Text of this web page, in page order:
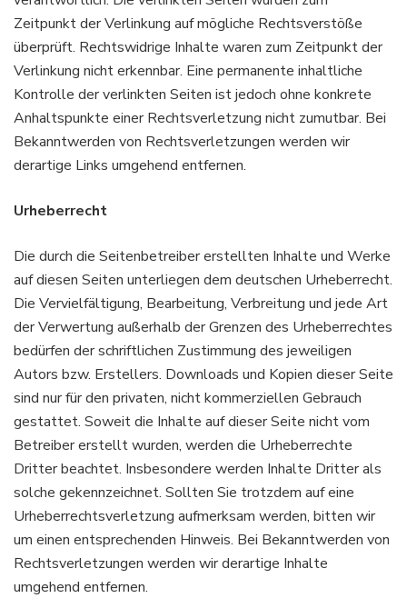
Zeitpunkt der Verlinkung auf mögliche Rechtsverstöße
überprüft. Rechtswidrige Inhalte waren zum Zeitpunkt der
Verlinkung nicht erkennbar. Eine permanente inhaltliche
Kontrolle der verlinkten Seiten ist jedoch ohne konkrete
Anhaltspunkte einer Rechtsverletzung nicht zumutbar. Bei
Bekanntwerden von Rechtsverletzungen werden wir
derartige Links umgehend entfernen.
Urheberrecht
Die durch die Seitenbetreiber erstellten Inhalte und Werke
auf diesen Seiten unterliegen dem deutschen Urheberrecht.
Die Vervielfältigung, Bearbeitung, Verbreitung und jede Art
der Verwertung außerhalb der Grenzen des Urheberrechtes
bedürfen der schriftlichen Zustimmung des jeweiligen
Autors bzw. Erstellers. Downloads und Kopien dieser Seite
sind nur für den privaten, nicht kommerziellen Gebrauch
gestattet. Soweit die Inhalte auf dieser Seite nicht vom
Betreiber erstellt wurden, werden die Urheberrechte
Dritter beachtet. Insbesondere werden Inhalte Dritter als
solche gekennzeichnet. Sollten Sie trotzdem auf eine
Urheberrechtsverletzung aufmerksam werden, bitten wir
um einen entsprechenden Hinweis. Bei Bekanntwerden von
Rechtsverletzungen werden wir derartige Inhalte
umgehend entfernen.